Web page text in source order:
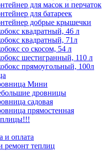
для масок и перчаток
для батареек
добрые крышечки
квадратный, 46 л
квадратный, 71л
со скосом, 54 л
шестигранный, 110 л
прямоугольный, 100л
Мини
дровницы
садовая
прямостенная
и оплата
ремонт теплиц